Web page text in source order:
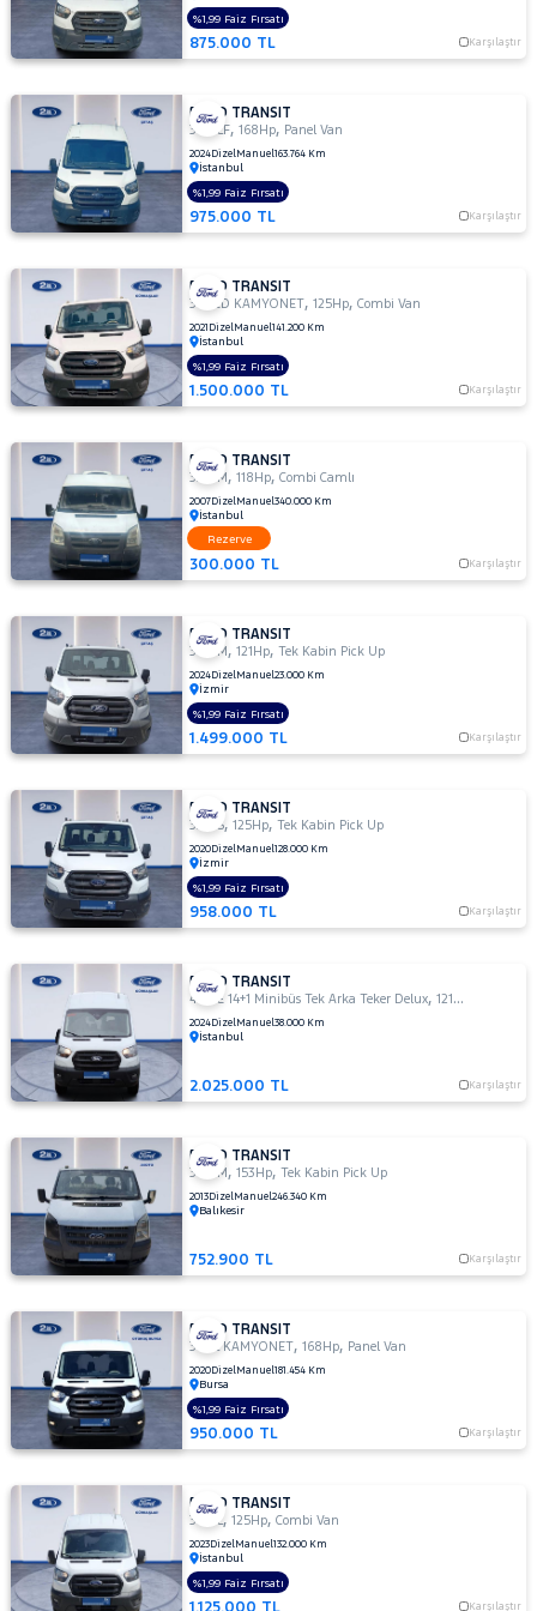
300
S
TD
330
M
330
S
330 S
KAMYONET
KAMYONET
350
E
350
ED
350
350
L
350 L
DURATORQ
ÇİFT KABİN
350
M
350
M
ÇİFT
KAMYONET
350
M
VAN
2.2
350
MF
VAN
350ED
KAMYONET
KAMYONET
410 L
MINIBUS
14+1 135
DELUX
410 L VAN
VAN
YÜKSEK
TAVAN
430 ED
EKSTRA
ÇIFT
ARKA
TEKER
440 E
875.000 TL Karşılaştır
%1,99 Faiz Fırsatı
FORD TRANSIT
350 LF,168Hp, Panel Van
2024DizelManuel163.764 Km
İstanbul
975.000 TL Karşılaştır
%1,99 Faiz Fırsatı
FORD TRANSIT
350ED KAMYONET,125Hp,Combi Van
2021 DizelManuel141.200 Km
İstanbul
1.500.000 TL Karşılaştır
%1,99 Faiz Fırsatı
FORD TRANSIT
330 M ,118Hp,Combi Camlı
2007DizelManuel340.000 Km
İstanbul
300.000 TL Karşılaştır
Rezerve
FORD TRANSIT
350 M ,121Hp,Tek Kabin Pick Up
2024DizelManuel23.000 Km
İzmir
1.499.000 TL Karşılaştır
%1,99 Faiz Fırsatı
FORD TRANSIT
330 S,125Hp,Tek Kabin Pick Up
2020DizelManuel128.000 Km
İzmir
958.000 TL Karşılaştır
%1,99 Faiz Fırsatı
FORD TRANSIT
440 E 14+1 Minibüs Tek Arka Teker Delux,121Hp
2024DizelManuel38.000 Km
İstanbul
2.025.000 TL Karşılaştır
FORD TRANSIT
350 M ,153Hp,Tek Kabin Pick Up
2013DizelManuel246.340 Km
Balıkesir
752.900 TL Karşılaştır
FORD TRANSIT
350L KAMYONET,168Hp, Panel Van
2020DizelManuel181.454 Km
Bursa
950.000 TL Karşılaştır
%1,99 Faiz Fırsatı
FORD TRANSIT
350 L,125Hp,Combi Van
2023DizelManuel132.000 Km
İstanbul
Karşılaştır
%1,99 Faiz Fırsatı